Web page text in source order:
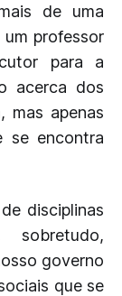
de uma
um professor
para a
acerca dos
mas apenas
se encontra
disciplinas
sobretudo,
governo
que se